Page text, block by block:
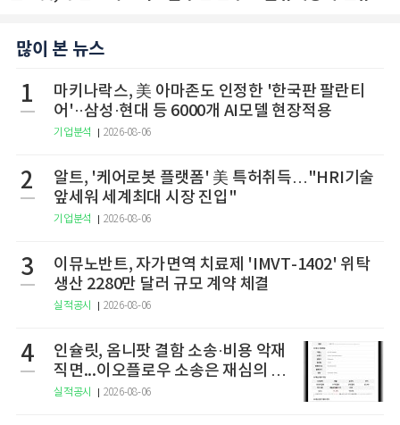
많이 본 뉴스
1
마키나락스, 美 아마존도 인정한 '한국판 팔란티
어'··삼성·현대 등 6000개 AI모델 현장적용
기업분석 2026-08-06
2
알트, '케어로봇 플랫폼' 美 특허취득…"HRI기술
앞세워 세계최대 시장 진입"
기업분석 2026-08-06
3
이뮤노반트, 자가면역 치료제 'IMVT-1402' 위탁
생산 2280만 달러 규모 계약 체결
실적공시 2026-08-06
4
인슐릿, 옴니팟 결함 소송·비용 악재
직면...이오플로우 소송은 재심의 청
구
실적공시 2026-08-06